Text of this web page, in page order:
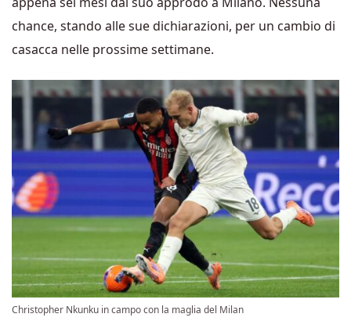
chance, stando alle sue dichiarazioni, per un cambio di
casacca nelle prossime settimane.
Christopher Nkunku in campo con la maglia del Milan